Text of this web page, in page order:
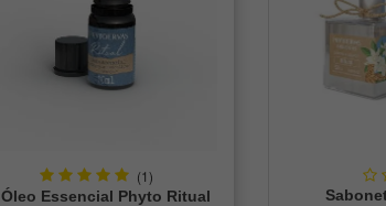
(1)
Óleo Essencial Phyto Ritual